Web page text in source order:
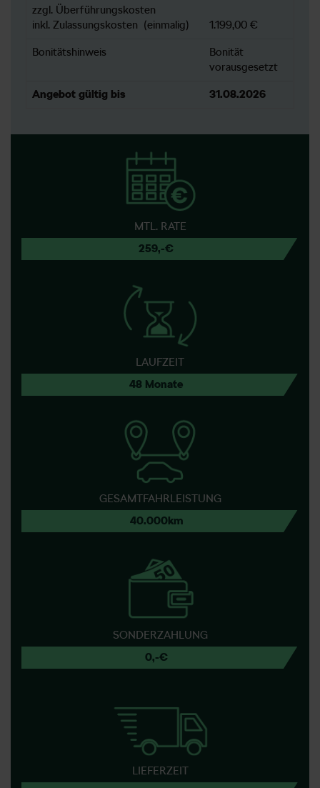
zzgl. Überführungskosten
inkl. Zulassungskosten (einmalig)
1.199,00 €
Bonitätshinweis
Bonität
vorausgesetzt
Angebot gültig bis 31.08.2026
MTL. RATE
259,-€
LAUFZEIT
48 Monate
GESAMTFAHRLEISTUNG
40.000km
SONDERZAHLUNG
0,-€
LIEFERZEIT